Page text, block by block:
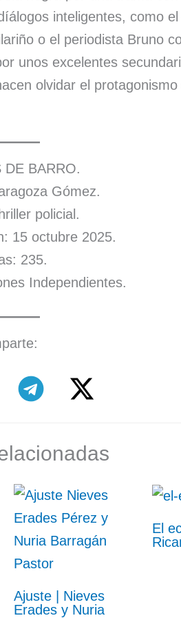
inteligentes, como
o el periodista Bruno
unos excelentes
olvidar el
DE BARRO.
Gómez.
policial.
15 octubre 2025.
235.
Independientes.
Ajuste | Nieves
Erades y Nuria
El